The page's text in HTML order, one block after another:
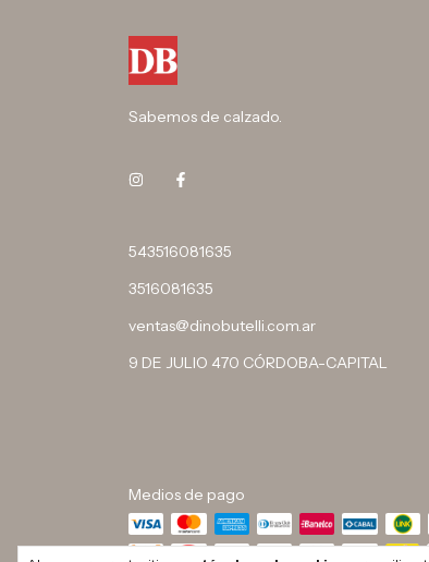
Sabemos de calzado.
543516081635
3516081635
ventas@dinobutelli.com.ar
9 DE JULIO 470 CÓRDOBA-CAPITAL
Medios de pago